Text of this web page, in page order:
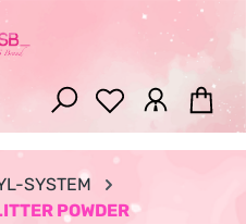
SYSTEM
POWDER